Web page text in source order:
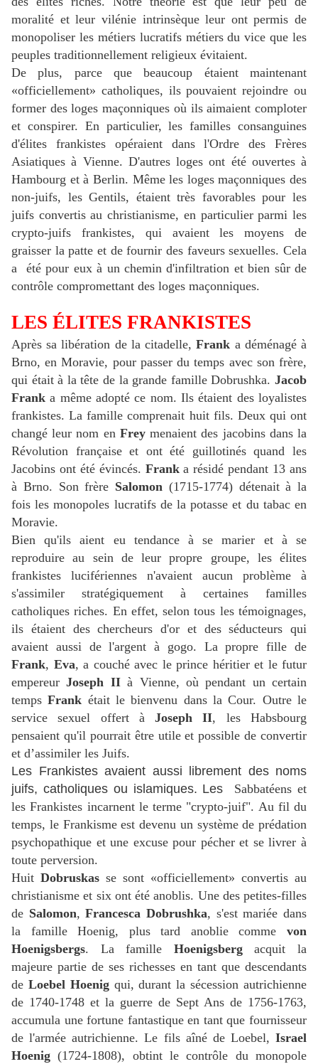
moralité et leur vilénie intrinsèque leur ont permis de
monopoliser les métiers lucratifs métiers du vice que les
peuples traditionnellement religieux évitaient.
De plus, parce que beaucoup étaient maintenant
«officiellement» catholiques, ils pouvaient rejoindre ou
former des loges maçonniques où ils aimaient comploter
et conspirer. En particulier, les familles consanguines
d'élites frankistes opéraient dans l'Ordre des Frères
Asiatiques à Vienne. D'autres loges ont été ouvertes à
Hambourg et à Berlin. Même les loges maçonniques des
non-juifs, les Gentils, étaient très favorables pour les
juifs convertis au christianisme, en particulier parmi les
crypto-juifs frankistes, qui avaient les moyens de
graisser la patte et de fournir des faveurs sexuelles. Cela
a été pour eux à un chemin d'infiltration et bien sûr de
contrôle compromettant des loges maçonniques.
LES ÉLITES FRANKISTES
Après sa libération de la citadelle,Frank a déménagé à
Brno, en Moravie, pour passer du temps avec son frère,
qui était à la tête de la grande famille Dobrushka. Jacob
Frank a même adopté ce nom. Ils étaient des loyalistes
frankistes. La famille comprenait huit fils. Deux qui ont
changé leur nom en Freymenaient des jacobins dans la
Révolution française et ont été guillotinés quand les
Jacobins ont été évincés. Franka résidé pendant 13 ans
à Brno. Son frère Salomon (1715-1774) détenait à la
fois les monopoles lucratifs de la potasse et du tabac en
Moravie.
Bien qu'ils aient eu tendance à se marier et à se
reproduire au sein de leur propre groupe, les élites
frankistes lucifériennes n'avaient aucun problème à
s'assimiler stratégiquement à certaines familles
catholiques riches. En effet, selon tous les témoignages,
ils étaient des chercheurs d'or et des séducteurs qui
avaient aussi de l'argent à gogo. La propre fille de
Frank, Eva, a couché avec le prince héritier et le futur
empereurJoseph IIà Vienne, où pendant un certain
tempsFrank était le bienvenu dans la Cour. Outre le
service sexuel offert àJoseph II, les Habsbourg
pensaient qu'il pourrait être utile et possible de convertir
et d’assimiler les Juifs.
Les Frankistes avaient aussi librement des noms
juifs, catholiques ou islamiques. Les
Sabbatéens et
les Frankistes incarnent le terme "crypto-juif". Au fil du
temps, le Frankisme est devenu un système de prédation
psychopathique et une excuse pour pécher et se livrer à
toute perversion.
Huit Dobruskas se sont «officiellement» convertis au
christianisme et six ont été anoblis. Une des petites-filles
de Salomon,Francesca Dobrushka, s'est mariée dans
la famille Hoenig, plus tard anoblie comme von
Hoenigsbergs. La famille Hoenigsbergacquit la
majeure partie de ses richesses en tant que descendants
de Loebel Hoenigqui, durant la sécession autrichienne
de 1740-1748 et la guerre de Sept Ans de 1756-1763,
accumula une fortune fantastique en tant que fournisseur
de l'armée autrichienne. Le fils aîné de Loebel, Israel
Hoenig (1724-1808), obtint le contrôle du monopole